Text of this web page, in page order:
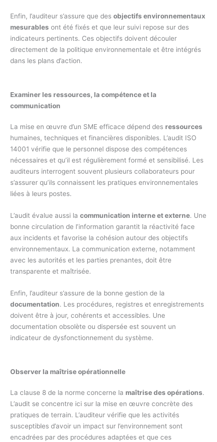
Enfin, l’auditeur s’assure que desobjectifs environnementaux
mesurables ont été fixés et que leur suivi repose sur des
indicateurs pertinents. Ces objectifs doivent découler
directement de la politique environnementale et être intégrés
dans les plans d’action.
Examiner les ressources, la compétence et la
communication
La mise en œuvre d’un SME efficace dépend des ressources
humaines, techniques et financières disponibles. L’audit ISO
14001 vérifie que le personnel dispose des compétences
nécessaires et qu’il est régulièrement formé et sensibilisé. Les
auditeurs interrogent souvent plusieurs collaborateurs pour
s’assurer qu’ils connaissent les pratiques environnementales
liées à leurs postes.
L’audit évalue aussi lacommunication interne et externe. Une
bonne circulation de l’information garantit la réactivité face
aux incidents et favorise la cohésion autour des objectifs
environnementaux. La communication externe, notamment
avec les autorités et les parties prenantes, doit être
transparente et maîtrisée.
Enfin, l’auditeur s’assure de la bonne gestion de la
documentation. Les procédures, registres et enregistrements
doivent être à jour, cohérents et accessibles. Une
documentation obsolète ou dispersée est souvent un
indicateur de dysfonctionnement du système.
Observer la maîtrise opérationnelle
La clause 8 de la norme concerne la maîtrise des opérations.
L’audit se concentre ici sur la mise en œuvre concrète des
pratiques de terrain. L’auditeur vérifie que les activités
susceptibles d’avoir un impact sur l’environnement sont
encadrées par des procédures adaptées et que ces